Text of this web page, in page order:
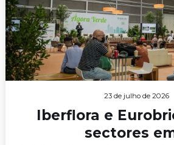
23 de julho de 2026
Iberflora e
sectores